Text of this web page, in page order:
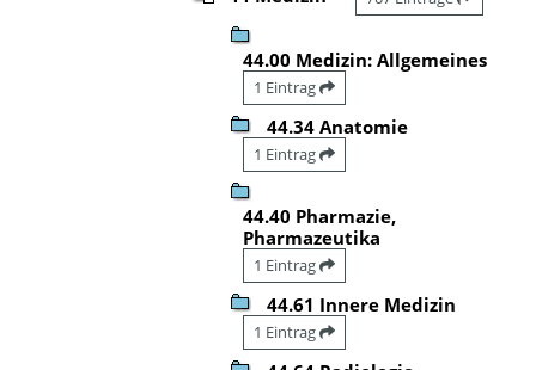
44.00 Medizin: Allgemeines
1 Eintrag
44.34 Anatomie
1 Eintrag
44.40 Pharmazie,
Pharmazeutika
1 Eintrag
44.61 Innere Medizin
1 Eintrag